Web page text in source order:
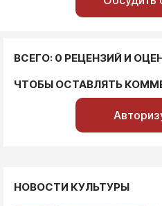
ВСЕГО: 0 РЕЦЕНЗИЙ И
ЧТОБЫ ОСТАВЛЯТЬ
НОВОСТИ КУЛЬТУРЫ